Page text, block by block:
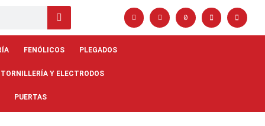
FENÓLICOS PLEGADOS
Y ELECTRODOS
PUERTAS